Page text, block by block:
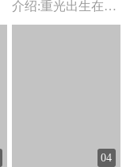
介绍:重光出生在山
海岛上名为旧梦，
04